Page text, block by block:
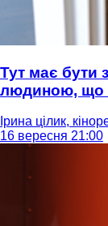
Тут має бути
людиною, що
Ірина цілик,
16 вересня 21:00